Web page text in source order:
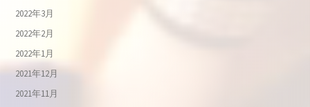
2022年3月
2022年2月
2022年1月
2021年12月
2021年11月